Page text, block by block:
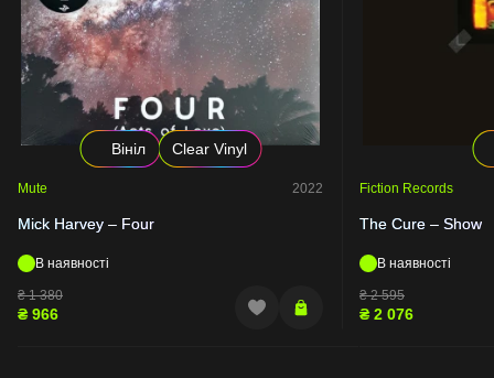
Вініл Clear Vinyl
Mute 2022
Mick Harvey – Four
В наявності
₴1 380
₴ 966
Fiction Records
The Cure – Show
В наявності
₴2 595
₴ 2 076